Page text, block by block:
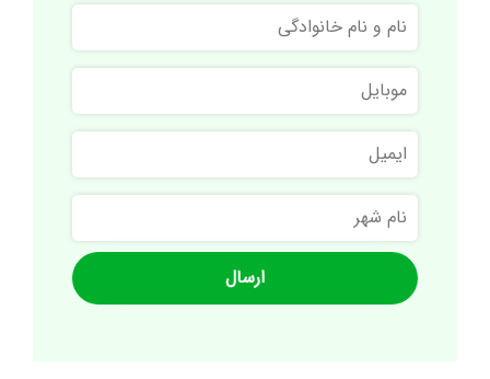
نام
و
نام
خانوادگی
موبایل
ایمیل
نام
شهر